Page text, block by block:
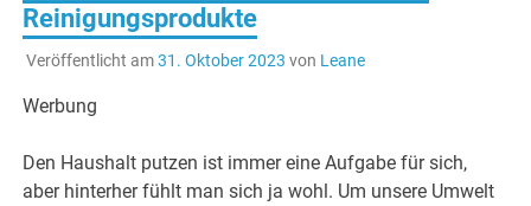
Reinigungsprodukte
Veröffentlicht am31. Oktober 2023 von Leane
Werbung
Den Haushalt putzen ist immer eine Aufgabe für sich,
aber hinterher fühlt man sich ja wohl. Um unsere Umwelt